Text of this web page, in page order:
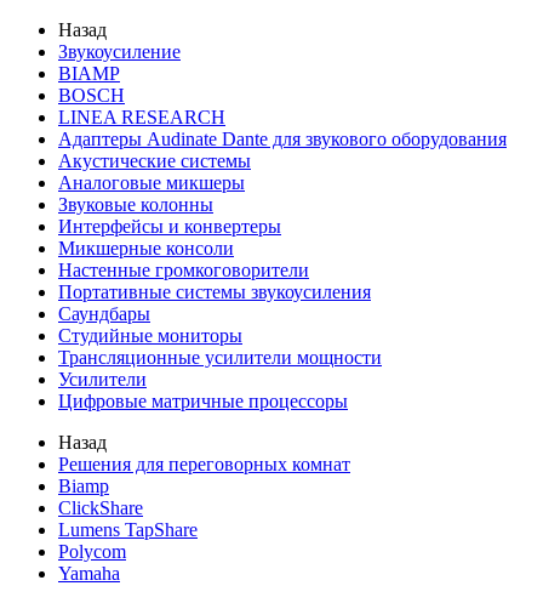
Назад
Звукоусиление
BIAMP
BOSCH
LINEA RESEARCH
Адаптеры Audinate Dante для звукового оборудования
Акустические системы
Аналоговые микшеры
Звуковые колонны
Интерфейсы и конвертеры
Микшерные консоли
Настенные громкоговорители
Портативные системы звукоусиления
Саундбары
Студийные мониторы
Трансляционные усилители мощности
Усилители
Цифровые матричные процессоры
Назад
Решения для переговорных комнат
Biamp
ClickShare
Lumens TapShare
Polycom
Yamaha